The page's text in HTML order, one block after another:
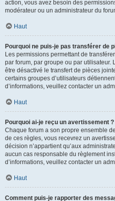
action, vous avez besoin des
modérateur ou un administrateur du
Haut
Pourquoi ne puis-je pas transférer de
Les permissions permettant de
par forum, par groupe ou par utilisateur.
être désactivé le transfert de pièces
certains groupes d’utilisateurs
d’informations, veuillez contacter un
Haut
Pourquoi ai-je reçu un avertissement ?
Chaque forum a son propre ensemble
de ces règles, vous recevrez un
décision n’appartient qu’aux
aucun cas responsable du règlement
d’informations, veuillez contacter un
Haut
Comment puis-je rapporter des